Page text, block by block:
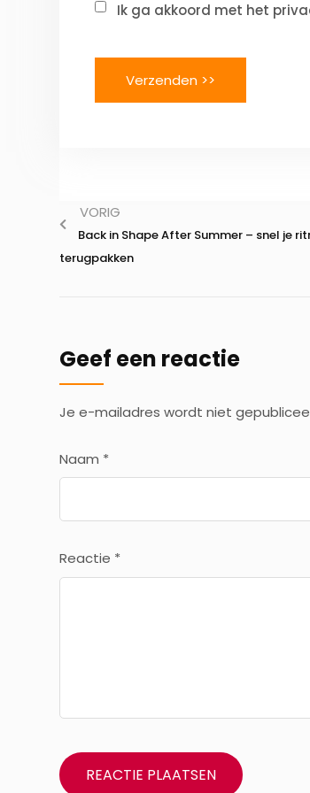
Ik ga akkoord met het
VORIG
Back in Shape After Summer – snel je
terugpakken
Geef een reactie
Je e-mailadres wordt niet
Naam *
Reactie *